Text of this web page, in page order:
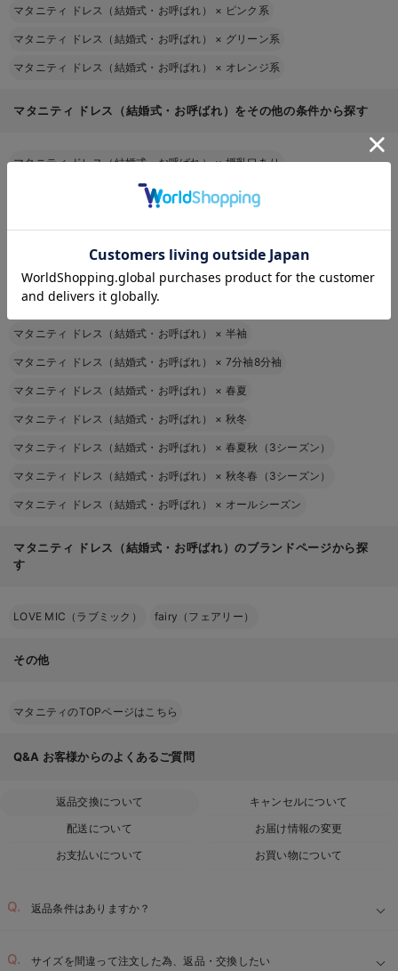
マタニティ ドレス（結婚式・お呼ばれ） × ピンク系
マタニティ ドレス（結婚式・お呼ばれ） × グリーン系
マタニティ ドレス（結婚式・お呼ばれ） × オレンジ系
マタニティ ドレス（結婚式・お呼ばれ）をその他の条件から探す
マタニティ ドレス（結婚式・お呼ばれ） ×授乳口あり
マタニティ ドレス（結婚式・お呼ばれ） ×妊娠初期から
マタニティ ドレス（結婚式・お呼ばれ） 膝下丈
マタニティ ドレス（結婚式・お呼ばれ） × ロング丈
マタニティ ドレス（結婚式・お呼ばれ）
マタニティ ドレス（結婚式・お呼ばれ） × 半袖
マタニティ ドレス（結婚式・お呼ばれ） × 7分袖8分袖
マタニティ ドレス（結婚式・お呼ばれ） × 春夏
マタニティ ドレス（結婚式・お呼ばれ） × 秋冬
マタニティ ドレス（結婚式・お呼ばれ） × 春夏秋（3シーズン）
マタニティ ドレス（結婚式・お呼ばれ） × 秋冬春（3シーズン）
マタニティ ドレス（結婚式・お呼ばれ） × オールシーズン
マタニティ ドレス（結婚式・お呼ばれ）のブランドページから探
す
LOVE MIC（ラブミック） fairy（フェアリー）
その他
マタニティのTOPページはこちら
Q&A お客様からのよくあるご質問
返品交換について
キャンセルについて
配送について
お届け情報の変更
お支払いについて
お買い物について
返品条件はありますか？
サイズを間違って注文した為、返品・交換したい
お気に入り商品を確認する